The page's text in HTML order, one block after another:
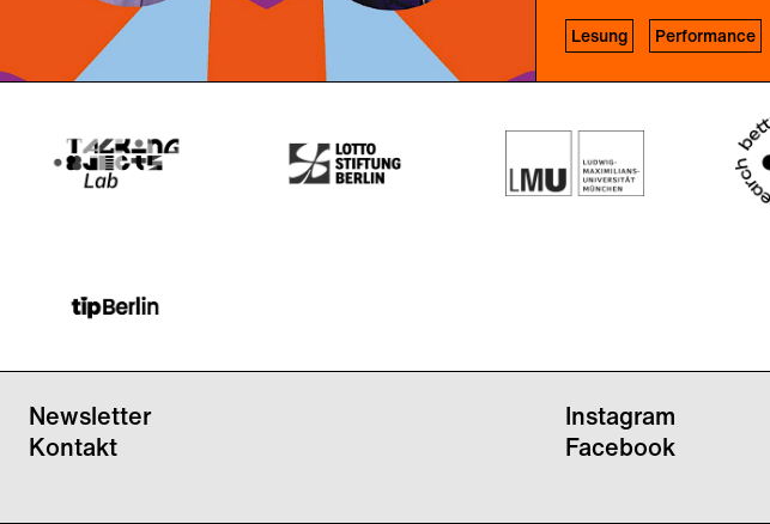
Performance Lesung Performance
Newsletter
Kontakt
Instagram
Facebook